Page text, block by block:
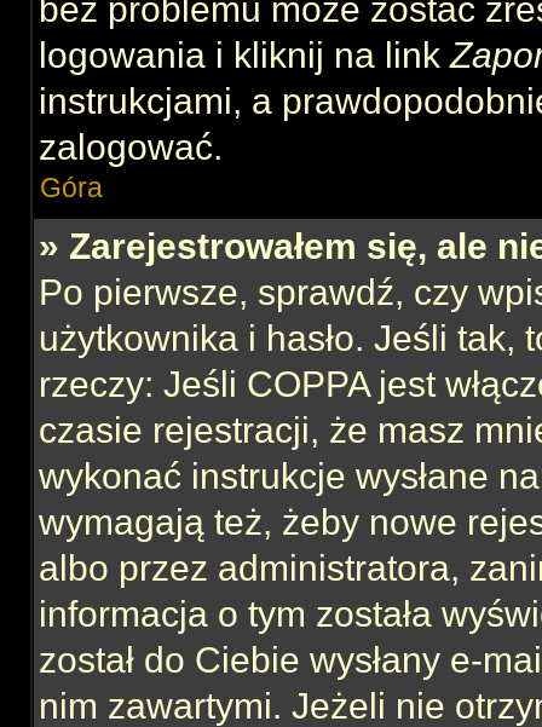
bez problemu może zostać
logowania i kliknij na link
instrukcjami, a
zalogować.
Góra
» Zarejestrowałem się, ale
Po pierwsze, sprawdź, czy
użytkownika i hasło. Jeśli tak,
rzeczy: Jeśli COPPA jest
czasie rejestracji, że masz
wykonać instrukcje wysłane
wymagają też, żeby nowe
albo przez administratora,
informacja o tym została
został do Ciebie wysłany e-
nim zawartymi. Jeżeli nie